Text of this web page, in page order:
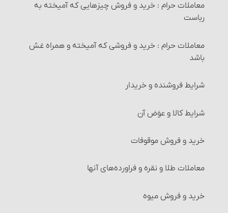
معاملات حرام‏ : خرید و فروش چیزهایی که آمیخته به
رباست
معاملات حرام‏ : خرید و فروشی که آمیخته و همراه غش
باشد
شرایط فروشنده و خریدار
شرایط کالا و عوَض آن
خرید و فروش موقوفات
معاملات طلا و نقره و فراورده‌های آنها‏
خرید و فروش میوه‏